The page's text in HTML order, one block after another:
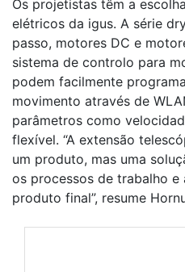
Os projetistas têm a
elétricos da igus. A série
passo, motores DC e
sistema de controlo para
podem facilmente
movimento através de
parâmetros como
flexível. “A extensão
um produto, mas uma
os processos de trabalho
produto final”, resume